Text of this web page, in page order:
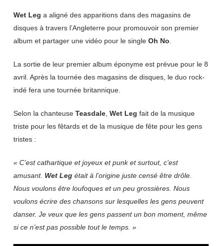
Wet Leg a aligné des apparitions dans des magasins de
disques à travers l’Angleterre pour promouvoir son premier
album et partager une vidéo pour le single Oh No
La sortie de leur premier album éponyme est prévue pour le 8
avril. Après la tournée des magasins de disques, le duo rock-
indé fera une tournée britannique.
Selon la chanteuse Teasdale, Wet Leg fait de la musique
triste pour les fêtards et de la musique de fête pour les gens
tristes :
« C’est cathartique et joyeux et punk et surtout, c’est
amusant. Wet Legétait à l’origine juste censé être drôle.
Nous voulons être loufoques et un peu grossières. Nous
voulons écrire des chansons sur lesquelles les gens peuvent
danser. Je veux que les gens passent un bon moment, même
si ce n’est pas possible tout le temps. »